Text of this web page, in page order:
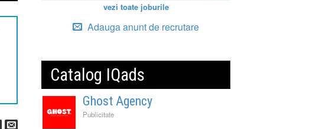
vezi toate joburile
Adauga anunt de recrutare
Catalog IQads
Ghost Agency
Publicitate